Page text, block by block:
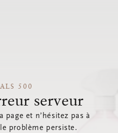
500
serveur
page et n’hésitez pas à
problème persiste.